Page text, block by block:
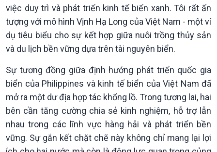
Podcast
Góc nhìn VOV1
Bình luận
10 phút Sự kiện - Luận bàn
Câu chuyện thời sự
Dòng chảy sự kiện
Đối thoại
Diễn đàn chủ nhật
Chuyện đêm
việc duy trì và phát triển kinh tế biển xanh. Tôi rất ấn
tượng với mô hình Vịnh Hạ Long của Việt Nam - một ví
dụ tiêu biểu cho sự kết hợp giữa nuôi trồng thủy sản
và du lịch bền vững dựa trên tài nguyên biển.
Sự tương đồng giữa định hướng phát triển quốc gia
biển của Philippines và kinh tế biển của Việt Nam đã
mở ra một dư địa hợp tác khổng lồ. Trong tương lai, hai
bên cần tăng cường chia sẻ kinh nghiệm, hỗ trợ lẫn
nhau trong các lĩnh vực hàng hải và phát triển bền
vững. Sự gắn kết chặt chẽ này không chỉ mang lại lợi